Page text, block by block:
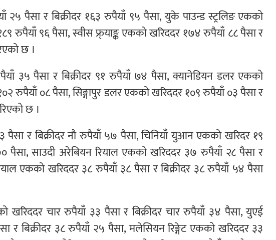
२५ पैसा र बिक्रीदर १६३ रुपैयाँ ९५ पैसा, युके पाउन्ड स्ट्रलिङ एकको
रुपैयाँ ९६ पैसा, स्वीस फ्र्याङ्क एकको खरिददर १७४ रुपैयाँ ८८ पैसा र
छ ।
३५ पैसा र बिक्रीदर ९१ रुपैयाँ ७४ पैसा, क्यानेडियन डलर एकको
रुपैयाँ ०८ पैसा, सिङ्गापुर डलर एकको खरिददर १०९ रुपैयाँ ०३ पैसा र
छ ।
पैसा र बिक्रीदर नौ रुपैयाँ ५७ पैसा, चिनियाँ युआन एकको खरिदर १९
पैसा, साउदी अरेबियन रियाल एकको खरिददर ३७ रुपैयाँ २८ पैसा र
एकको खरिददर ३८ रुपैयाँ ३८ पैसा र बिक्रीदर ३८ रुपैयाँ ५४ पैसा
खरिददर चार रुपैयाँ ३३ पैसा र बिक्रीदर चार रुपैयाँ ३४ पैसा, युएई
र बिक्रीदर ३८ रुपैयाँ २५ पैसा, मलेसियन रिङ्गेट एकको खरिददर ३३